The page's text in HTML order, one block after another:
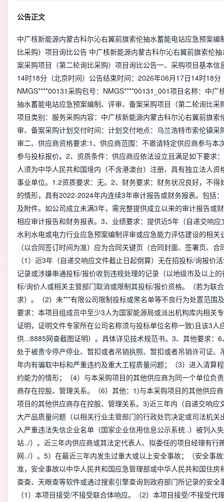
公告正文
中广核新能源内蒙古科尔沁右翼前旗索伦抽水蓄能电站应急预案
比采购）项目询比公告 中广核新能源内蒙古科尔沁右翼前旗索伦
案采购项目（第二轮询比采购）项目询比公告一、采购项目基本
14时18分（北京时间）公告结束时间：2026年06月17日14时18
NMGS****00131采购包号：NMGS****00131_001项目名称：中广
抽水蓄能电站应急预案编制、评审、备案采购项目（第二轮询比采
项目类别：服务采购内容：中广核新能源内蒙古科尔沁右翼前旗
审、备案采购计划交付时间：计划交付地点：乌兰浩特市索伦镇
审二、供应商资格要求:1、供应商范围：不邀请特定供应商参与本
参与投标报价。2、资质条件：供应商应依法设立且满足如下要求
人须为中华人民共和国境内（不含港澳台）注册、具有独立法人
事业单位。1.2资质要求：无。2、财务要求：财务状况良好，不
的情形，具有2022-2024年内连续3年审计报告或财务报表。包括
及附件。如公司成立未满3年，需完整提供成立以来的审计报告或
相应审计报告和财务报表。3、业绩要求：提供近5年（自递交响
水利水电或电力行业应急预案编制评审或应急能力评估建设的相
（以合同签订时间为准）应为合同关键页（合同封面、签署页、
（1）近3年（自递交响应文件截止日起倒算）无在招投标/询报价
记录或涉嫌串通投标/报价收到违规处理的记录（以地级市及以上
标/询价人或相关主管部门取消或限制其投标/报价资格。（若为联
求）。（2）未***有限公司限制投标或黑名单等不良行为处置范围
要求：本项目组成员中至少3人为国家能源局或派出机构库内相关
证明，证明文件专家所在公司名称须与投标单位名称一致)且该3人
供..:8885网查截图证明）。具体详见技术规范书。3、其他要求：
处于被责令停产停业、暂扣或者吊销执照、暂扣或者吊销许可证
年内有骗取中标和严重违约及重大工程质量问题；（3）进入清算
约能力的情形；（4）与本采购项目的其他供应商为同一个单位负
商存在控股、管理关系。（6）其他：1)与本采购项目的其他供应
项目的其他供应商存在控股、管理关系。3)近三年内（自递交响应
大产品质量问题（以相关行业主管部门的行政处罚决定或司法机
入严重违法失信企业名单（国家企业信用信息公示系统..）被列入
站../）。近三年内供应商或其法定代表人、拟委任的项目经理有行
网../）。5）在最近三年内发生过重大或以上安全事故；（安全事
准，安全事故以中华人民共和国应急管理部或中华人民共和国住
查查、天眼查等软件或通过搜索引擎查询到政府部门所记录的安
（1）本项目接受/不接受联合体响应。（2）本项目接受/不接受代